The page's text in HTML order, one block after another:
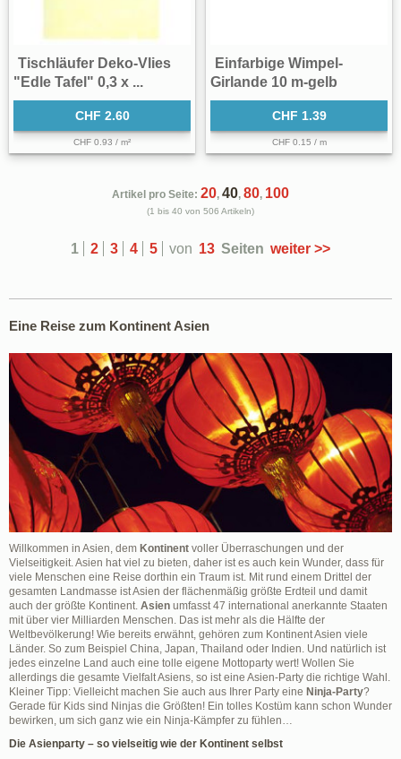
Tischläufer Deko-Vlies
"Edle Tafel" 0,3 x ...
CHF 2.60
CHF 0.93 / m²
Einfarbige Wimpel-
Girlande 10 m-gelb
CHF 1.39
CHF 0.15 / m
Artikel pro Seite: 20, 40, 80, 100
(1 bis 40 von 506 Artikeln)
1 2 3 4 5 von 13 Seiten weiter >>
Eine Reise zum Kontinent Asien
Willkommen in Asien, dem Kontinent voller Überraschungen und der
Vielseitigkeit. Asien hat viel zu bieten, daher ist es auch kein Wunder, dass für
viele Menschen eine Reise dorthin ein Traum ist. Mit rund einem Drittel der
gesamten Landmasse ist Asien der flächenmäßig größte Erdteil und damit
auch der größte Kontinent. Asien umfasst 47 international anerkannte Staaten
mit über vier Milliarden Menschen. Das ist mehr als die Hälfte der
Weltbevölkerung! Wie bereits erwähnt, gehören zum Kontinent Asien viele
Länder. So zum Beispiel China, Japan, Thailand oder Indien. Und natürlich ist
jedes einzelne Land auch eine tolle eigene Mottoparty wert! Wollen Sie
allerdings die gesamte Vielfalt Asiens, so ist eine Asien-Party die richtige Wahl.
Kleiner Tipp: Vielleicht machen Sie auch aus Ihrer Party eine Ninja-Party?
Gerade für Kids sind Ninjas die Größten! Ein tolles Kostüm kann schon Wunder
bewirken, um sich ganz wie ein Ninja-Kämpfer zu fühlen…
Die Asienparty – so vielseitig wie der Kontinent selbst